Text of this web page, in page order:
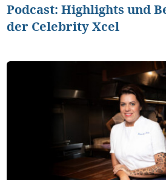
Podcast: Highlights und
der Celebrity Xcel